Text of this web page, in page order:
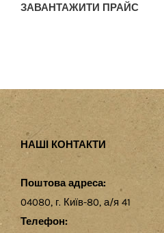
ЗАВАНТАЖИТИ ПРАЙС
НАШІ КОНТАКТИ
Поштова адреса:
04080, г. Київ-80, а/я 41
Телефон: